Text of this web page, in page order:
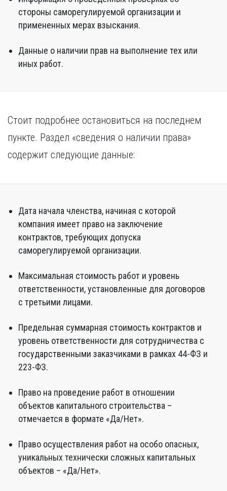
стороны саморегулируемой организации и
примененных мерах взыскания.
Данные о наличии прав на выполнение тех или
иных работ.
Стоит подробнее остановиться на последнем
пункте. Раздел «сведения о наличии права»
содержит следующие данные:
Дата начала членства, начиная с которой
компания имеет право на заключение
контрактов, требующих допуска
саморегулируемой организации.
Максимальная стоимость работ и уровень
ответственности, установленные для договоров
с третьими лицами.
Предельная суммарная стоимость контрактов и
уровень ответственности для сотрудничества с
государственными заказчиками в рамках 44-ФЗ и
223-ФЗ.
Право на проведение работ в отношении
объектов капитального строительства –
отмечается в формате «Да/Нет».
Право осуществления работ на особо опасных,
уникальных технически сложных капитальных
объектов – «Да/Нет».